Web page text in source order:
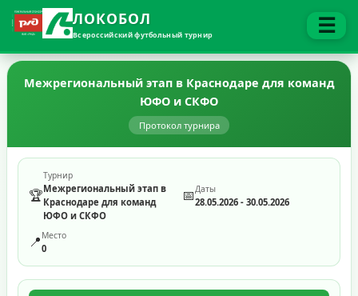
ЛОКОБОЛ
Всероссийский футбольный турнир ☰
Межрегиональный этап в Краснодаре для команд
ЮФО и СКФО
Протокол турнира
🏆
Турнир
Межрегиональный этап в
Краснодаре для команд
ЮФО и СКФО
📅 Даты
28.05.2026 - 30.05.2026
📍 Место
0